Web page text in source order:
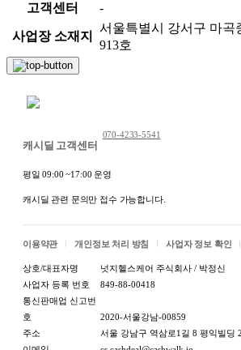
고객센터 -
사업장 소재지
서울특별시 강서구 마곡
913호
캐시딜 고객센터
070-4233-5541
평일 09:00 ~17:00 운영
캐시딜 관련 문의만 접수 가능합니다.
이용약관 개인정보 처리 방침 사업자 정보 확인
상호/대표자명
넛지헬스케어 주식회사 / 박정신
사업자 등록 번호
849-88-00418
통신판매업 신고번
호
2020-서울강남-00859
주소
서울 강남구 역삼로1길 8 평익빌딩